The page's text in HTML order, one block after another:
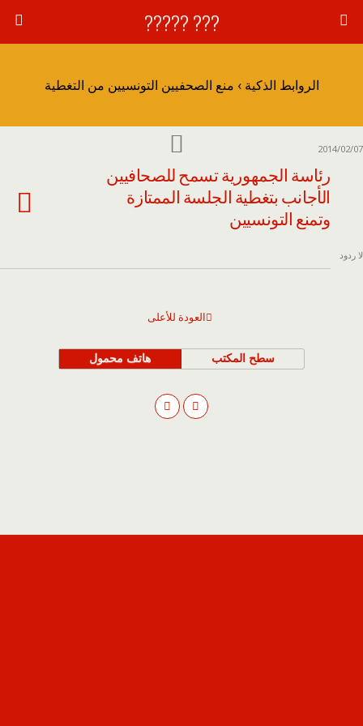
??? ?????
الروابط الذكية › منع الصحفيين التونسيين من التغطية
2014/02/07
رئاسة الجمهورية تسمح للصحافيين
الأجانب بتغطية الجلسة الممتازة
وتمنع التونسيين
لا ردود
العودة للأعلى
هاتف محمول سطح المكتب